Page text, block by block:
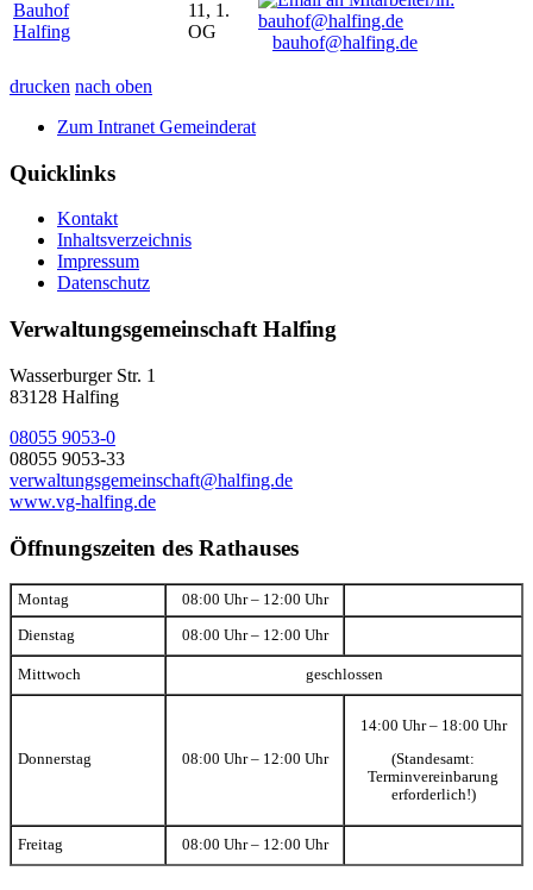
Bauhof
Halfing
11, 1.
OG
bauhof@halfing.de
drucken nach oben
Zum Intranet Gemeinderat
Quicklinks
Kontakt
Inhaltsverzeichnis
Impressum
Datenschutz
Verwaltungsgemeinschaft Halfing
Wasserburger Str. 1
83128 Halfing
08055 9053-0
08055 9053-33
verwaltungsgemeinschaft@halfing.de
www.vg-halfing.de
Öffnungszeiten des Rathauses
Montag 08:00 Uhr – 12:00 Uhr
Dienstag 08:00 Uhr – 12:00 Uhr
Mittwoch geschlossen
Donnerstag 08:00 Uhr – 12:00 Uhr
14:00 Uhr – 18:00 Uhr
(Standesamt:
Terminvereinbarung
erforderlich!)
Freitag 08:00 Uhr – 12:00 Uhr